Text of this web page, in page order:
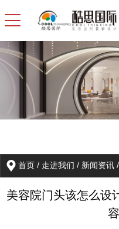
首页 / 走进我们 / 新闻资讯
美容院门头该怎么设